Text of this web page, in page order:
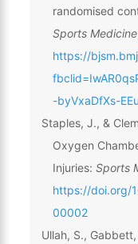
randomised
Sports Medicine
https://
-byVxaDfXs-
Staples, J., &
Oxygen
Injuries: Sports
https://doi.org/
00002
Ullah, S.,